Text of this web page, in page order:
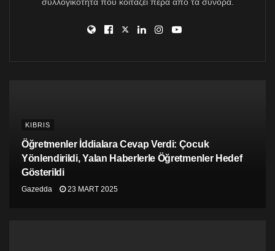
azaltmakla kalmayıp, aynı zamanda herhangi bir
karşı önyargıları da yıkabileceğimizi belirtti.
KIBRIS
Öğretmenler İddialara Cevap Verdi: Çocuk
Yönlendirildi, Yalan Haberlerle Öğretmenler Hedef
Gösterildi
Gazedda 23 MART 2025